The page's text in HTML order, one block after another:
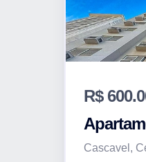
R$
Cascavel,